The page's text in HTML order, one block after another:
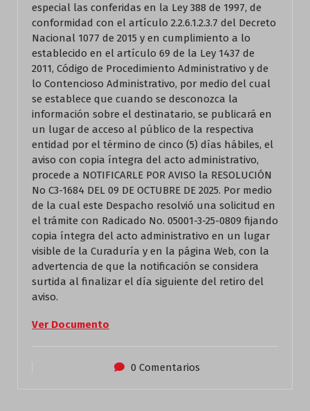
especial las conferidas en la Ley 388 de 1997, de
conformidad con el artículo 2.2.6.1.2.3.7 del Decreto
Nacional 1077 de 2015 y en cumplimiento a lo
establecido en el artículo 69 de la Ley 1437 de
2011, Código de Procedimiento Administrativo y de
lo Contencioso Administrativo, por medio del cual
se establece que cuando se desconozca la
información sobre el destinatario, se publicará en
un lugar de acceso al público de la respectiva
entidad por el término de cinco (5) días hábiles, el
aviso con copia íntegra del acto administrativo,
procede a NOTIFICARLE POR AVISO la RESOLUCIÓN
No C3-1684 DEL 09 DE OCTUBRE DE 2025. Por medio
de la cual este Despacho resolvió una solicitud en
el trámite con Radicado No. 05001-3-25-0809 fijando
copia íntegra del acto administrativo en un lugar
visible de la Curaduría y en la página Web, con la
advertencia de que la notificación se considera
surtida al finalizar el día siguiente del retiro del
aviso.
Ver Documento
0 Comentarios